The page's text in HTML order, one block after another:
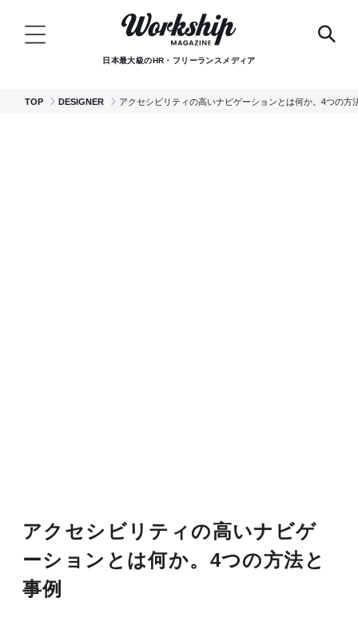
日本最大級のHR・フリーランスメディア
TOP DESIGNER アクセシビリティの高いナビゲーションとは何か。4つの方
アクセシビリティの高いナビゲ
ーションとは何か。4つの方法と
事例